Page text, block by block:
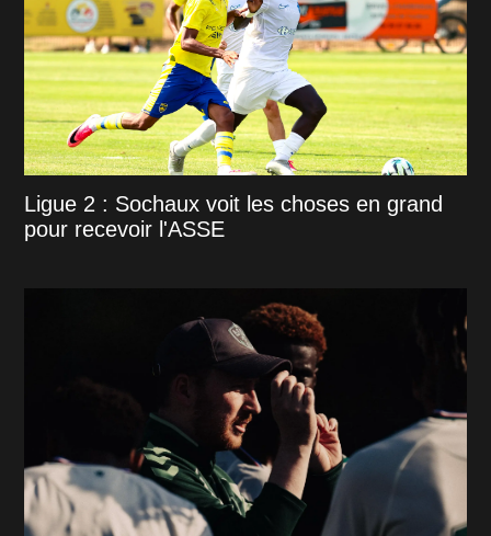
Ligue 2 : Sochaux voit les choses en grand
pour recevoir l'ASSE